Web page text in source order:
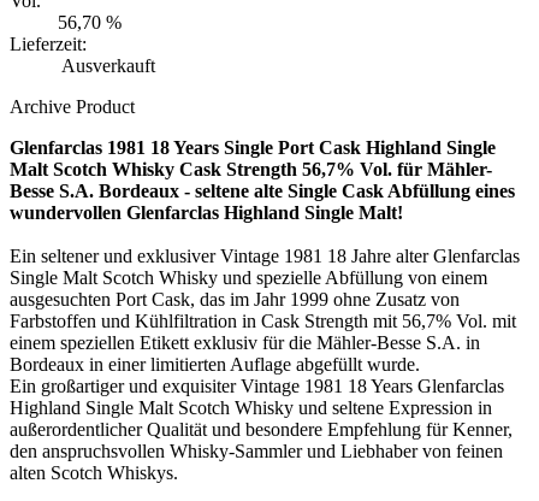
56,70 %
Lieferzeit:
Ausverkauft
Archive Product
Glenfarclas 1981 18 Years Single Port Cask Highland Single
Malt Scotch Whisky Cask Strength 56,7% Vol. für Mähler-
Besse S.A. Bordeaux - seltene alte Single Cask Abfüllung eines
wundervollen Glenfarclas Highland Single Malt!
Ein seltener und exklusiver Vintage 1981 18 Jahre alter Glenfarclas
Single Malt Scotch Whisky und spezielle Abfüllung von einem
ausgesuchten Port Cask, das im Jahr 1999 ohne Zusatz von
Farbstoffen und Kühlfiltration in Cask Strength mit 56,7% Vol. mit
einem speziellen Etikett exklusiv für die Mähler-Besse S.A. in
Bordeaux in einer limitierten Auflage abgefüllt wurde.
Ein großartiger und exquisiter Vintage 1981 18 Years Glenfarclas
Highland Single Malt Scotch Whisky und seltene Expression in
außerordentlicher Qualität und besondere Empfehlung für Kenner,
den anspruchsvollen Whisky-Sammler und Liebhaber von feinen
alten Scotch Whiskys.